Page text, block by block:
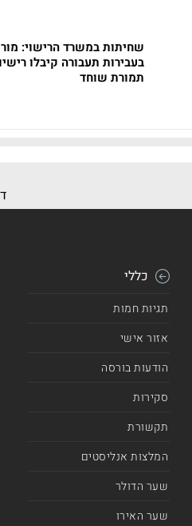
שחיתות במשרד הרישוי:
בעבירות תעבורה קיבלו
תמורת שוחד
כללי
תגיות חמות
אזור אישי
הודעות בורסה
סקירות
תקשורת
המלצות אנליסטים
שער הדולר
שער האירו